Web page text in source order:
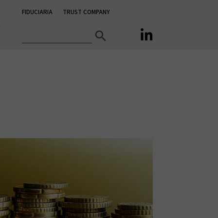
FIDUCIARIA TRUST COMPANY
